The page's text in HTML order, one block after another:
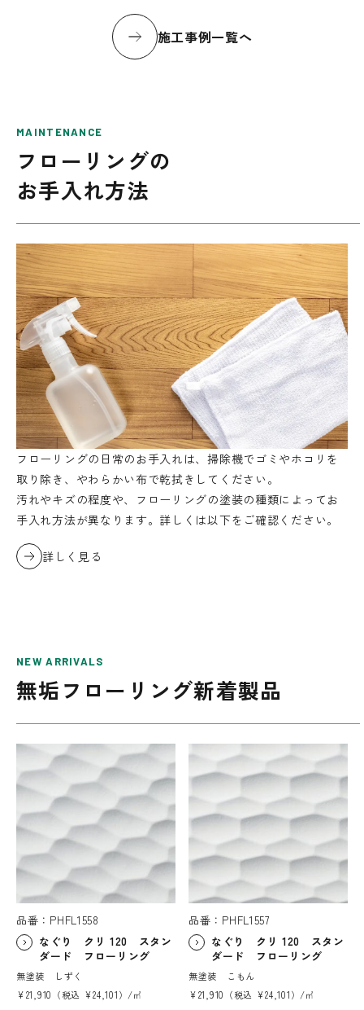
施工事例一覧へ
MAINTENANCE
フローリングの
お手入れ方法
フローリングの日常のお手入れは、掃除機でゴミやホコリを
取り除き、やわらかい布で乾拭きしてください。
汚れやキズの程度や、フローリングの塗装の種類によってお
手入れ方法が異なります。詳しくは以下をご確認ください。
詳しく見る
NEW ARRIVALS
無垢フローリング新着製品
品番：PHFL1558
なぐり クリ 120 スタン
ダード フローリング
無塗装 しずく
¥21,910（税込 ¥24,101）/㎡
品番：PHFL1557
なぐり クリ 120 スタン
ダード フローリング
無塗装 こもん
¥21,910（税込 ¥24,101）/㎡